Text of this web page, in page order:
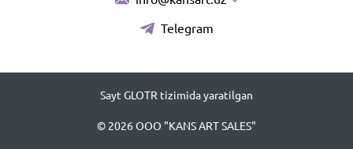
Telegram
Sayt GLOTR tizimida yaratilgan
© 2026 OOO "KANS ART SALES"